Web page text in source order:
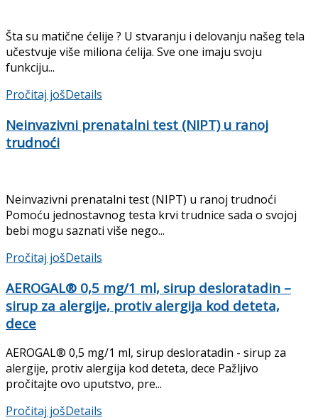
Šta su matične ćelije ? U stvaranju i delovanju našeg tela
učestvuje više miliona ćelija. Sve one imaju svoju
funkciju...
Pročitaj jošDetails
Neinvazivni prenatalni test (NIPT) u ranoj
trudnoći
Neinvazivni prenatalni test (NIPT) u ranoj trudnoći
Pomoću jednostavnog testa krvi trudnice sada o svojoj
bebi mogu saznati više nego...
Pročitaj jošDetails
AEROGAL® 0,5 mg/1 ml, sirup desloratadin –
sirup za alergije, protiv alergija kod deteta,
dece
AEROGAL® 0,5 mg/1 ml, sirup desloratadin - sirup za
alergije, protiv alergija kod deteta, dece Pažljivo
pročitajte ovo uputstvo, pre...
Pročitaj jošDetails